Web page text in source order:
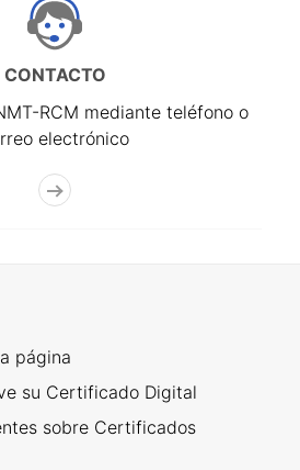
CONTACTO
RCM mediante teléfono o
electrónico
página
su Certificado Digital
sobre Certificados